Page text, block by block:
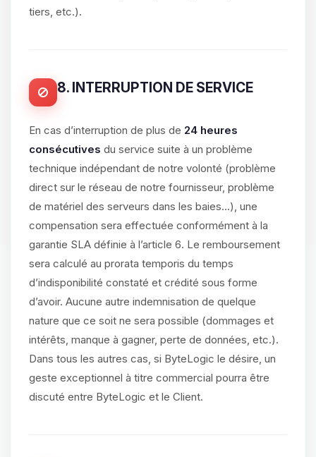
tiers, etc.).
8. INTERRUPTION DE SERVICE
En cas d’interruption de plus de 24 heures
consécutives du service suite à un problème
technique indépendant de notre volonté (problème
direct sur le réseau de notre fournisseur, problème
de matériel des serveurs dans les baies...), une
compensation sera effectuée conformément à la
garantie SLA définie à l’article 6. Le remboursement
sera calculé au prorata temporis du temps
d’indisponibilité constaté et crédité sous forme
d’avoir. Aucune autre indemnisation de quelque
nature que ce soit ne sera possible (dommages et
intérêts, manque à gagner, perte de données, etc.).
Dans tous les autres cas, si ByteLogic le désire, un
geste exceptionnel à titre commercial pourra être
discuté entre ByteLogic et le Client.